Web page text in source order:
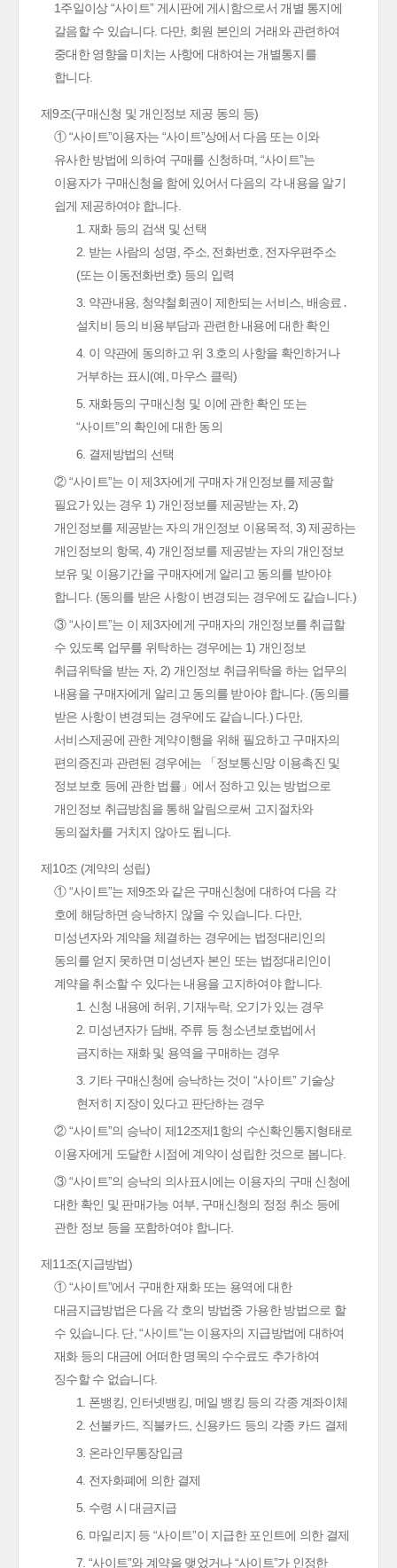
1주일이상 “사이트” 게시판에 게시함으로서 개별 통지에
갈음할 수 있습니다. 다만, 회원 본인의 거래와 관련하여
중대한 영향을 미치는 사항에 대하여는 개별통지를
합니다.
제9조(구매신청 및 개인정보 제공 동의 등)
① “사이트”이용자는 “사이트”상에서 다음 또는 이와
유사한 방법에 의하여 구매를 신청하며, “사이트”는
이용자가 구매신청을 함에 있어서 다음의 각 내용을 알기
쉽게 제공하여야 합니다.
1. 재화 등의 검색 및 선택
2. 받는 사람의 성명, 주소, 전화번호, 전자우편주소
(또는 이동전화번호) 등의 입력
3. 약관내용, 청약철회권이 제한되는 서비스, 배송료․
설치비 등의 비용부담과 관련한 내용에 대한 확인
4. 이 약관에 동의하고 위 3.호의 사항을 확인하거나
거부하는 표시(예, 마우스 클릭)
5. 재화등의 구매신청 및 이에 관한 확인 또는
“사이트”의 확인에 대한 동의
6. 결제방법의 선택
② “사이트”는 이 제3자에게 구매자 개인정보를 제공할
필요가 있는 경우 1) 개인정보를 제공받는 자, 2)
개인정보를 제공받는 자의 개인정보 이용목적, 3) 제공하는
개인정보의 항목, 4) 개인정보를 제공받는 자의 개인정보
보유 및 이용기간을 구매자에게 알리고 동의를 받아야
합니다. (동의를 받은 사항이 변경되는 경우에도 같습니다.)
③ “사이트”는 이 제3자에게 구매자의 개인정보를 취급할
수 있도록 업무를 위탁하는 경우에는 1) 개인정보
취급위탁을 받는 자, 2) 개인정보 취급위탁을 하는 업무의
내용을 구매자에게 알리고 동의를 받아야 합니다. (동의를
받은 사항이 변경되는 경우에도 같습니다.) 다만,
서비스제공에 관한 계약이행을 위해 필요하고 구매자의
편의증진과 관련된 경우에는 「정보통신망 이용촉진 및
정보보호 등에 관한 법률」에서 정하고 있는 방법으로
개인정보 취급방침을 통해 알림으로써 고지절차와
동의절차를 거치지 않아도 됩니다.
제10조 (계약의 성립)
① “사이트”는 제9조와 같은 구매신청에 대하여 다음 각
호에 해당하면 승낙하지 않을 수 있습니다. 다만,
미성년자와 계약을 체결하는 경우에는 법정대리인의
동의를 얻지 못하면 미성년자 본인 또는 법정대리인이
계약을 취소할 수 있다는 내용을 고지하여야 합니다.
1. 신청 내용에 허위, 기재누락, 오기가 있는 경우
2. 미성년자가 담배, 주류 등 청소년보호법에서
금지하는 재화 및 용역을 구매하는 경우
3. 기타 구매신청에 승낙하는 것이 “사이트” 기술상
현저히 지장이 있다고 판단하는 경우
② “사이트”의 승낙이 제12조제1항의 수신확인통지형태로
이용자에게 도달한 시점에 계약이 성립한 것으로 봅니다.
③ “사이트”의 승낙의 의사표시에는 이용자의 구매 신청에
대한 확인 및 판매가능 여부, 구매신청의 정정 취소 등에
관한 정보 등을 포함하여야 합니다.
제11조(지급방법)
① “사이트”에서 구매한 재화 또는 용역에 대한
대금지급방법은 다음 각 호의 방법중 가용한 방법으로 할
수 있습니다. 단, “사이트”는 이용자의 지급방법에 대하여
재화 등의 대금에 어떠한 명목의 수수료도 추가하여
징수할 수 없습니다.
1. 폰뱅킹, 인터넷뱅킹, 메일 뱅킹 등의 각종 계좌이체
2. 선불카드, 직불카드, 신용카드 등의 각종 카드 결제
3. 온라인무통장입금
4. 전자화폐에 의한 결제
5. 수령 시 대금지급
6. 마일리지 등 “사이트”이 지급한 포인트에 의한 결제
7. “사이트”와 계약을 맺었거나 “사이트”가 인정한